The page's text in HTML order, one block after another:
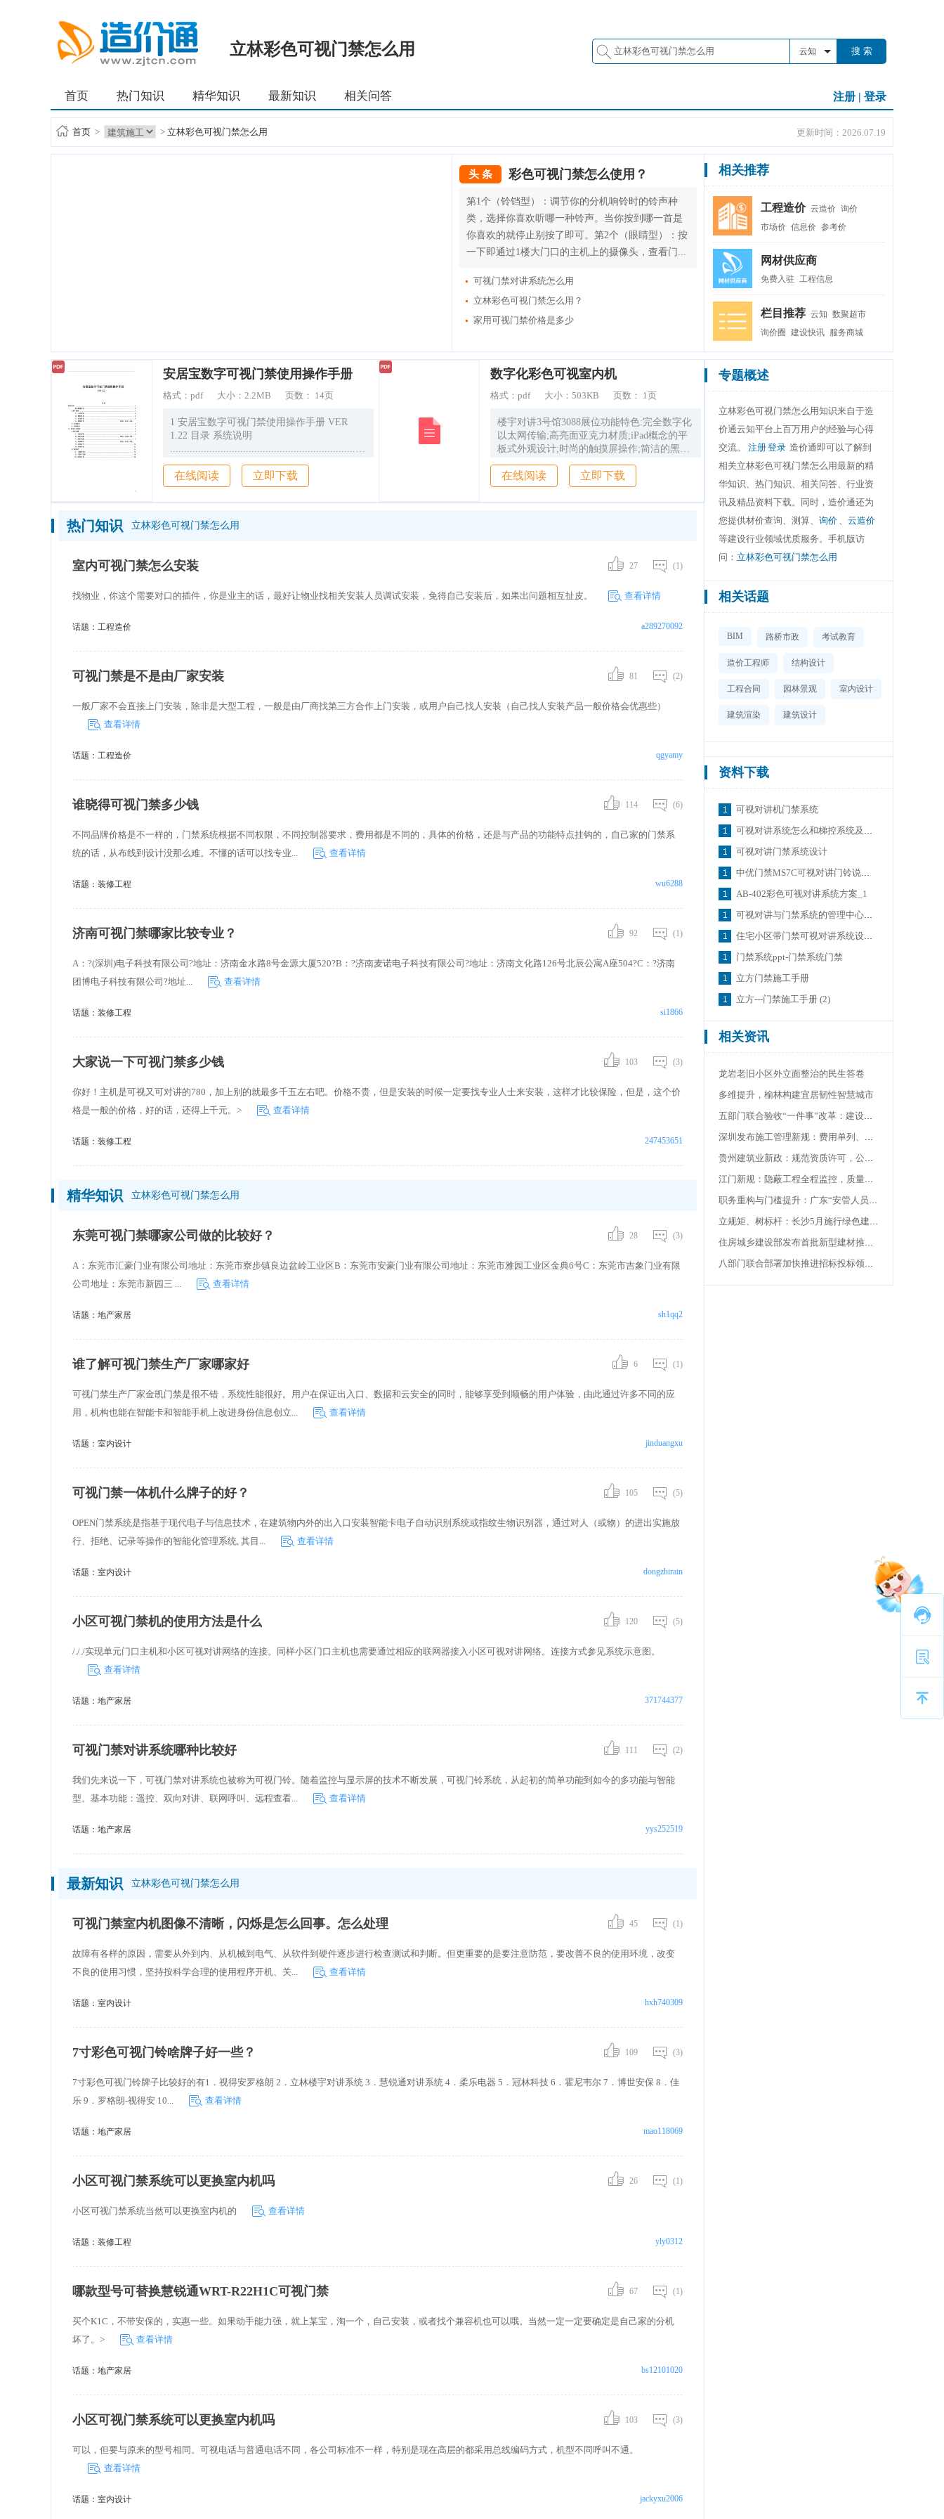
造价通
立林彩色可视门禁怎么用 云知 搜 索
首页 热门知识 精华知识 最新知识 相关问答 注册 | 登录
首页 > > 立林彩色可视门禁怎么用 更新时间：2026.07.19
头 条 彩色可视门禁怎么使用？
第1个（铃铛型）：调节你的分机响铃时的铃声种
类，选择你喜欢听哪一种铃声。当你按到哪一首是
你喜欢的就停止别按了即可。第2个（眼睛型）：按
一下即通过1楼大门口的主机上的摄像头，查看门...
可视门禁对讲系统怎么用
立林彩色可视门禁怎么用？
家用可视门禁价格是多少
相关推荐
工程造价 云造价 询价
市场价 信息价 参考价
网材供应商
免费入驻 工程信息
栏目推荐 云知 数聚超市
询价圈
建设快讯 服务商城
安居宝数字可视门禁使用操作手册
格式： pdf 大小： 2.2MB 页数： 14页
1 安居宝数字可视门禁使用操作手册 VER
1.22 目录 系统说明
...........................................................................................................................................
2 一、 物业管理系统
...................................................................................................................
3 1房产管理
.......................................................................................
在线阅读 立即下载
数字化彩色可视室内机
格式： pdf 大小： 503KB 页数： 1页
楼宇对讲3号馆3088展位功能特色:完全数字化
以太网传输;高亮面亚克力材质;iPad概念的平
板式外观设计;时尚的触摸屏操作;简洁的黑色
背景和可爱的图形化图标组合;内置256M内存;
具有可视对讲、安防报警、信息发布、留影留
言、图像抓拍等功能。
在线阅读 立即下载
热门知识 立林彩色可视门禁怎么用
室内可视门禁怎么安装 (1)
27
找物业，你这个需要对口的插件，你是业主的话，最好让物业找相关安装人员调试安装，免得自己安装后，如果出问题相互扯皮。 查看详情
话题： 工程造价 a289270092
可视门禁是不是由厂家安装 (2)
81
一般厂家不会直接上门安装，除非是大型工程，一般是由厂商找第三方合作上门安装，或用户自己找人安装（自己找人安装产品一般价格会优惠些）
查看详情
话题： 工程造价 qgyamy
谁晓得可视门禁多少钱 (6)
114
不同品牌价格是不一样的，门禁系统根据不同权限，不同控制器要求，费用都是不同的，具体的价格，还是与产品的功能特点挂钩的，自己家的门禁系
统的话，从布线到设计没那么难。不懂的话可以找专业...
查看详情
话题： 装修工程 wu6288
济南可视门禁哪家比较专业？ (1)
92
A：?(深圳)电子科技有限公司?地址：济南金水路8号金源大厦520?B：?济南麦诺电子科技有限公司?地址：济南文化路126号北辰公寓A座504?C：?济南
团博电子科技有限公司?地址...
查看详情
话题： 装修工程 si1866
大家说一下可视门禁多少钱 (3)
103
你好！主机是可视又可对讲的780，加上别的就最多千五左右吧。价格不贵，但是安装的时候一定要找专业人士来安装，这样才比较保险，但是，这个价
格是一般的价格，好的话，还得上千元。>
查看详情
话题： 装修工程 247453651
精华知识 立林彩色可视门禁怎么用
东莞可视门禁哪家公司做的比较好？ (3)
28
A：东莞市汇豪门业有限公司地址：东莞市寮步镇良边盆岭工业区B：东莞市安豪门业有限公司地址：东莞市雅园工业区金典6号C：东莞市吉象门业有限
公司地址：东莞市新园三 ...
查看详情
话题： 地产家居 sh1qq2
谁了解可视门禁生产厂家哪家好 (1)
6
可视门禁生产厂家金凯门禁是很不错，系统性能很好。用户在保证出入口、数据和云安全的同时，能够享受到顺畅的用户体验，由此通过许多不同的应
用，机构也能在智能卡和智能手机上改进身份信息创立...
查看详情
话题： 室内设计 jinduangxu
可视门禁一体机什么牌子的好？ (5)
105
OPEN门禁系统是指基于现代电子与信息技术，在建筑物内外的出入口安装智能卡电子自动识别系统或指纹生物识别器，通过对人（或物）的进出实施放
行、拒绝、记录等操作的智能化管理系统, 其目...
查看详情
话题： 室内设计 dongzhirain
小区可视门禁机的使用方法是什么 (5)
120
/././实现单元门口主机和小区可视对讲网络的连接。同样小区门口主机也需要通过相应的联网器接入小区可视对讲网络。连接方式参见系统示意图。
查看详情
话题： 地产家居 371744377
可视门禁对讲系统哪种比较好 (2)
111
我们先来说一下，可视门禁对讲系统也被称为可视门铃。随着监控与显示屏的技术不断发展，可视门铃系统，从起初的简单功能到如今的多功能与智能
型。基本功能：遥控、双向对讲、联网呼叫、远程查看...
查看详情
话题： 地产家居 yys252519
最新知识 立林彩色可视门禁怎么用
可视门禁室内机图像不清晰，闪烁是怎么回事。怎么处理 (1)
45
故障有各样的原因，需要从外到内、从机械到电气、从软件到硬件逐步进行检查测试和判断。但更重要的是要注意防范，要改善不良的使用环境，改变
不良的使用习惯，坚持按科学合理的使用程序开机、关...
查看详情
话题： 室内设计 hxh740309
7寸彩色可视门铃啥牌子好一些？ (3)
109
7寸彩色可视门铃牌子比较好的有1．视得安罗格朗 2．立林楼宇对讲系统 3．慧锐通对讲系统 4．柔乐电器 5．冠林科技 6．霍尼韦尔 7．博世安保 8．佳
乐 9．罗格朗-视得安 10...
查看详情
话题： 地产家居 mao118069
小区可视门禁系统可以更换室内机吗 (1)
26
小区可视门禁系统当然可以更换室内机的 查看详情
话题： 装修工程 yly0312
哪款型号可替换慧锐通WRT-R22H1C可视门禁 (1)
67
买个K1C，不带安保的，实惠一些。如果动手能力强，就上某宝，淘一个，自己安装，或者找个兼容机也可以哦。当然一定一定要确定是自己家的分机
坏了。>
查看详情
话题： 地产家居 bs12101020
小区可视门禁系统可以更换室内机吗 (3)
103
可以，但要与原来的型号相同。可视电话与普通电话不同，各公司标准不一样，特别是现在高层的都采用总线编码方式，机型不同呼叫不通。
查看详情
话题： 室内设计 jackyxu2006
专题概述
立林彩色可视门禁怎么用知识来自于造
价通云知平台上百万用户的经验与心得
交流。 注册登录 造价通即可以了解到
相关立林彩色可视门禁怎么用最新的精
华知识、热门知识、相关问答、行业资
讯及精品资料下载。同时，造价通还为
您提供材价查询、测算、 询价 、 云造价
等建设行业领域优质服务。手机版访
问： 立林彩色可视门禁怎么用
相关话题
BIM 路桥市政 考试教育
造价工程师 结构设计
工程合同 园林景观 室内设计
建筑渲染 建筑设计
资料下载
可视对讲机门禁系统
可视对讲系统怎么和梯控系统及门禁的对接联动？
可视对讲门禁系统设计
中优门禁MS7C可视对讲门铃说明书
AB-402彩色可视对讲系统方案_1
可视对讲与门禁系统的管理中心软件使用与设置
住宅小区带门禁可视对讲系统设计概述
门禁系统ppt-门禁系统门禁
立方门禁施工手册
立方---门禁施工手册 (2)
相关资讯
龙岩老旧小区外立面整治的民生答卷
多维提升，榆林构建宜居韧性智慧城市
五部门联合验收“一件事”改革：建设项目审批提速增效
深圳发布施工管理新规：费用单列、专款专用，全链条压实责任
贵州建筑业新政：规范资质许可，公开征求意见中
江门新规：隐蔽工程全程监控，质量终身追责
职务重构与门槛提升：广东“安管人员”考核业务重大调整
立规矩、树标杆：长沙5月施行绿色建筑标识管理新政
住房城乡建设部发布首批新型建材推广应用可复制经验做法清单
八部门联合部署加快推进招标投标领域人工智能应用